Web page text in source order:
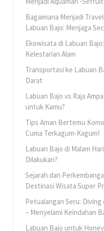
Bagaimana Menjadi
Labuan Bajo: Menjaga
Ekowisata di Labuan
Kelestarian Alam
Transportasi ke Labuan
Darat
Labuan Bajo vs Raja
untuk Kamu?
Tips Aman Bertemu
Cuma Terkagum-Kagum!
Labuan Bajo di Malam
Dilakukan?
Sejarah dan
Destinasi Wisata Super
Petualangan Seru:
– Menyelami Keindahan
Labuan Bajo untuk